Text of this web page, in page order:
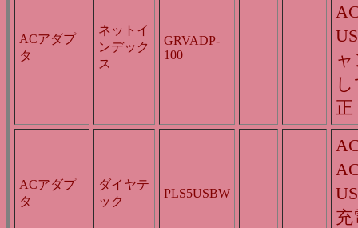
ACアダプ
タ
ネットイ
ンデック
ス
GRVADP-
100
正
ACアダプ
タ
ダイヤテ
ック
PLS5USBW